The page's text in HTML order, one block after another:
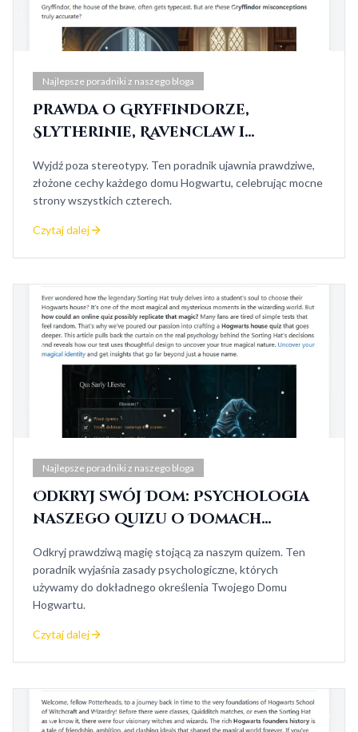
Najlepsze poradniki z naszego bloga
Prawda o Gryffindorze,
Slytherinie, Ravenclaw i
Wyjdź poza stereotypy. Ten poradnik ujawnia prawdziwe,
złożone cechy każdego domu Hogwartu, celebrując mocne
strony wszystkich czterech.
Czytaj dalej
Najlepsze poradniki z naszego bloga
Odkryj swój Dom: Psychologia
naszego quizu o Domach
Odkryj prawdziwą magię stojącą za naszym quizem. Ten
poradnik wyjaśnia zasady psychologiczne, których
używamy do dokładnego określenia Twojego Domu
Hogwartu.
Czytaj dalej